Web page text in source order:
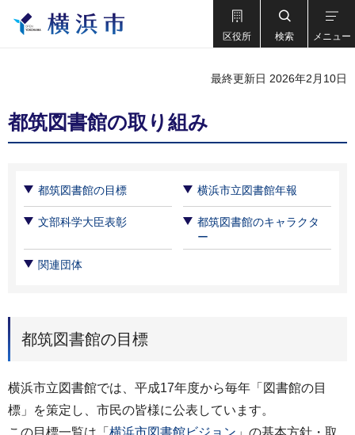
区役所 検索 メニュー
最終更新日 2026年2月10日
都筑図書館の取り組み
都筑図書館の目標 横浜市立図書館年報
文部科学大臣表彰
都筑図書館のキャラクタ
ー
関連団体
都筑図書館の目標
横浜市立図書館では、平成17年度から毎年「図書館の目
標」を策定し、市民の皆様に公表しています。
この目標一覧は「 横浜市図書館ビジョン 」の基本方針・取